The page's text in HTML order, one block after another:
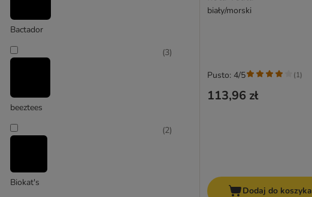
Bactador
beeztees
(3)
Biokat's
(2)
biały/morski
113,96 zł
Pusto: 4/5 (1)
Dodaj do koszyka